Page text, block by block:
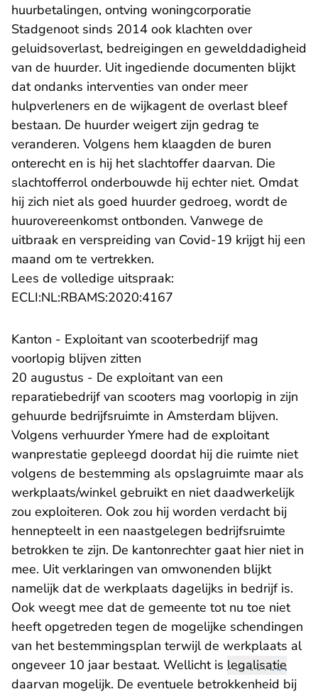
huurbetalingen, ontving woningcorporatie
Stadgenoot sinds 2014 ook klachten over
geluidsoverlast, bedreigingen en gewelddadigheid
van de huurder. Uit ingediende documenten blijkt
dat ondanks interventies van onder meer
hulpverleners en de wijkagent de overlast bleef
bestaan. De huurder weigert zijn gedrag te
veranderen. Volgens hem klaagden de buren
onterecht en is hij het slachtoffer daarvan. Die
slachtofferrol onderbouwde hij echter niet. Omdat
hij zich niet als goed huurder gedroeg, wordt de
huurovereenkomst ontbonden. Vanwege de
uitbraak en verspreiding van Covid-19 krijgt hij een
maand om te vertrekken.
Lees de volledige uitspraak:
ECLI:NL:RBAMS:2020:4167
Kanton - Exploitant van scooterbedrijf mag
voorlopig blijven zitten
20 augustus - De exploitant van een
reparatiebedrijf van scooters mag voorlopig in zijn
gehuurde bedrijfsruimte in Amsterdam blijven.
Volgens verhuurder Ymere had de exploitant
wanprestatie gepleegd doordat hij die ruimte niet
volgens de bestemming als opslagruimte maar als
werkplaats/winkel gebruikt en niet daadwerkelijk
zou exploiteren. Ook zou hij worden verdacht bij
hennepteelt in een naastgelegen bedrijfsruimte
betrokken te zijn. De kantonrechter gaat hier niet in
mee. Uit verklaringen van omwonenden blijkt
namelijk dat de werkplaats dagelijks in bedrijf is.
Ook weegt mee dat de gemeente tot nu toe niet
heeft opgetreden tegen de mogelijke schendingen
van het bestemmingsplan terwijl de werkplaats al
ongeveer 10 jaar bestaat. Wellicht is legalisatie
daarvan mogelijk. De eventuele betrokkenheid bij